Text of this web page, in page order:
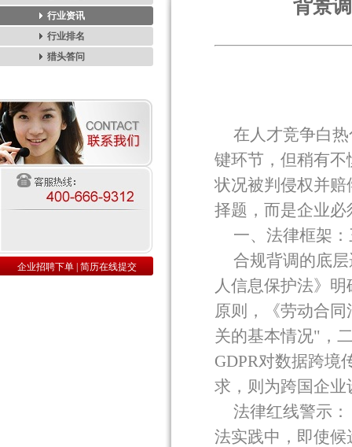
行业资讯
行业排名
猎头答问
企业招聘下单 简历在线提交
背景
在人才竞争白
键环节，但稍有
状况被判侵权并赔
择题，而是企业必
一、法律框架
合规背调的底
人信息保护法》
原则，《劳动合
关的基本情况" ，
GDPR对数据跨境
求，则为跨国企业
法律红线警示
法实践中，即使